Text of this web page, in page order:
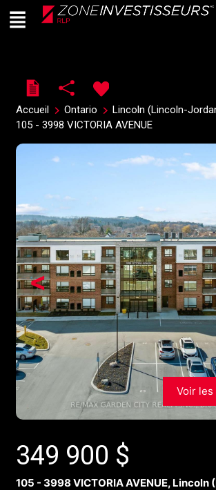
Live
En Direct
Menu
Accueil Ontario
Lincoln (Lincoln-
105 - 3998 VICTORIA AVENUE
<
Voir
349 900 $
105 - 3998 VICTORIA AVENUE, Lincoln